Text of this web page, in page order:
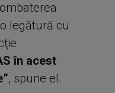
legătură cu
în acest
, spune el.